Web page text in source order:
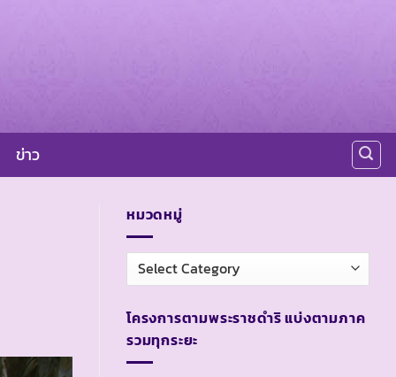
ข่าว
หมวดหมู่
หมวด
หมู่
โครงการตามพระราชดำริ แบ่งตามภาค
รวมทุกระยะ